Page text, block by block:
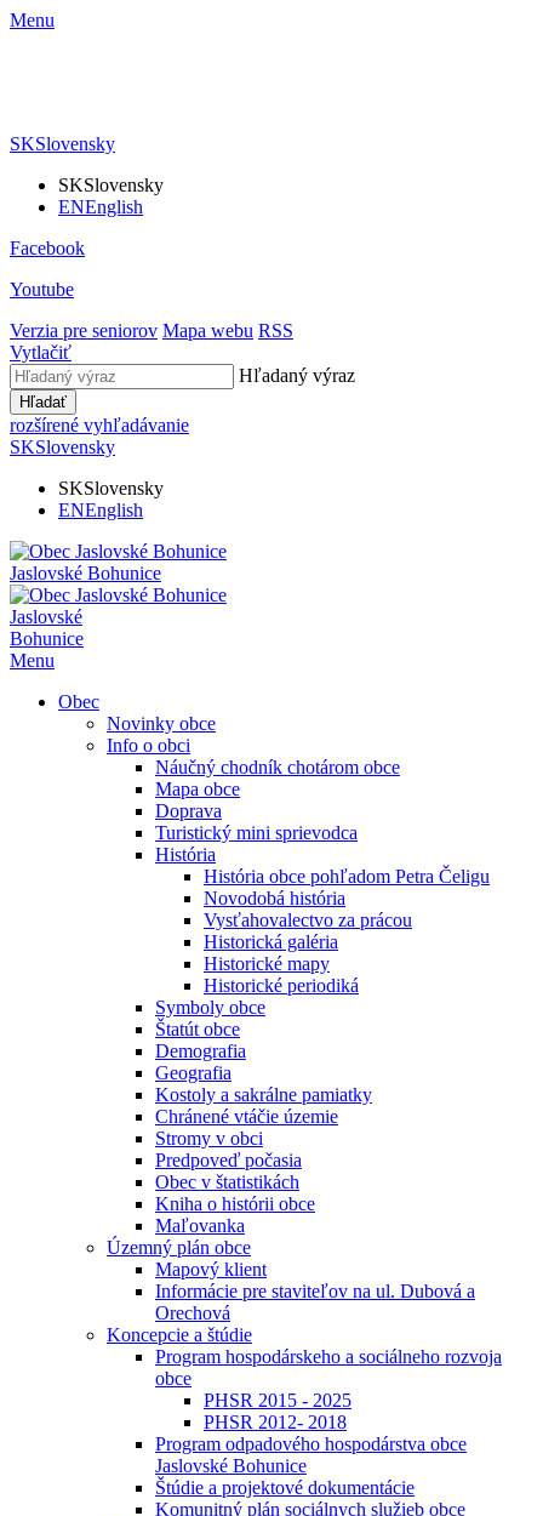
Menu
SKSlovensky
SKSlovensky
ENEnglish
Facebook
Youtube
Verzia pre seniorov Mapa webu RSS
Vytlačiť
Hľadaný výraz
Hľadať
rozšírené vyhľadávanie
SKSlovensky
SKSlovensky
ENEnglish
Jaslovské Bohunice
Jaslovské
Bohunice
Menu
Obec
Novinky obce
Info o obci
Náučný chodník chotárom obce
Mapa obce
Doprava
Turistický mini sprievodca
História
História obce pohľadom Petra Čeligu
Novodobá história
Vysťahovalectvo za prácou
Historická galéria
Historické mapy
Historické periodiká
Symboly obce
Štatút obce
Demografia
Geografia
Kostoly a sakrálne pamiatky
Chránené vtáčie územie
Stromy v obci
Predpoveď počasia
Obec v štatistikách
Kniha o histórii obce
Maľovanka
Územný plán obce
Mapový klient
Informácie pre staviteľov na ul. Dubová a
Orechová
Koncepcie a štúdie
Program hospodárskeho a sociálneho rozvoja
obce
PHSR 2015 - 2025
PHSR 2012- 2018
Program odpadového hospodárstva obce
Jaslovské Bohunice
Štúdie a projektové dokumentácie
Komunitný plán sociálnych služieb obce